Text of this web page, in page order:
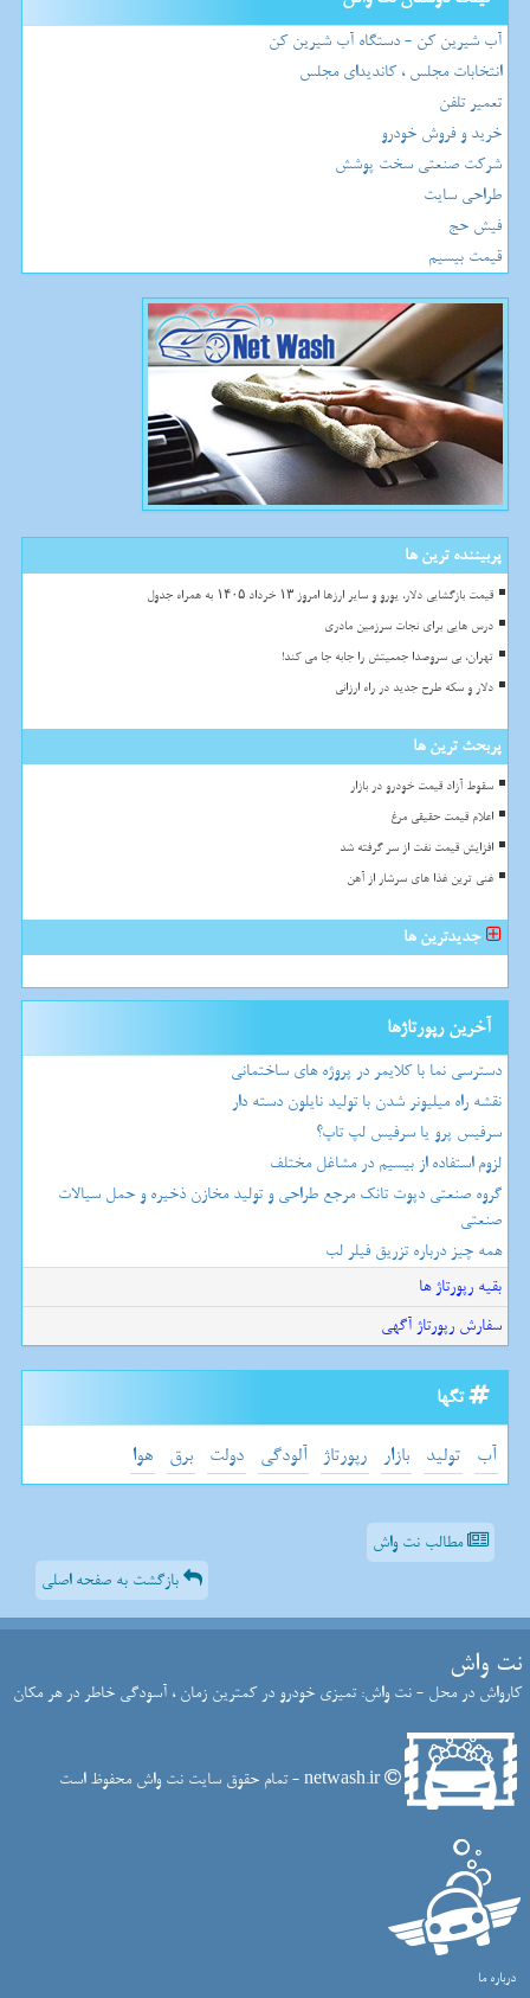
آب شیرین کن - دستگاه آب شیرین کن
انتخابات مجلس ، کاندیدای مجلس
تعمیر تلفن
خرید و فروش خودرو
شرکت صنعتی سخت پوشش
طراحی سایت
فیش حج
قیمت بیسیم
پربیننده ترین ها
قیمت بازگشایی دلار، یورو و سایر ارزها امروز ۱۳ خرداد ۱۴۰۵ به همراه جدول
درس هایی برای نجات سرزمین مادری
تهران، بی سروصدا جمعیتش را جابه جا می کند!
دلار و سکه طرح جدید در راه ارزانی
پربحث ترین ها
سقوط آزاد قیمت خودرو در بازار
اعلام قیمت حقیقی مرغ
افزایش قیمت نفت از سر گرفته شد
غنی ترین غذا های سرشار از آهن
جدیدترین ها
آخرین رپورتاژها
دسترسی نما با کلایمر در پروژه های ساختمانی
نقشه راه میلیونر شدن با تولید نایلون دسته دار
سرفیس پرو یا سرفیس لپ تاپ؟
لزوم استفاده از بیسیم در مشاغل مختلف
گروه صنعتی دپوت تانک مرجع طراحی و تولید مخازن ذخیره و حمل سیالات
صنعتی
همه چیز درباره تزریق فیلر لب
بقیه رپورتاژ ها
سفارش رپورتاژ آگهی
تگها
آب تولید بازار رپورتاژ آلودگی دولت برق هوا
مطالب نت واش
بازگشت به صفحه اصلی
نت واش
کارواش در محل - نت واش: تمیزی خودرو در کمترین زمان ، آسودگی خاطر در هر مکان
netwash.ir - تمام حقوق سایت نت واش محفوظ است
درباره ما